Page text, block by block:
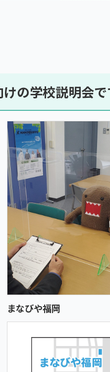
の学校説明会で
まなびや福岡